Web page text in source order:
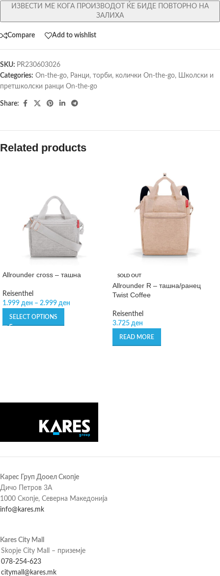
ИЗВЕСТИ МЕ КОГА ПРОИЗВОДОТ ЌЕ БИДЕ ПОВТОРНО НА
ЗАЛИХА
Compare Add to wishlist
SKU: PR230603026
Categories: On-the-go, Ранци, торби, колички On-the-go, Школски и
претшколски ранци On-the-go
Share:
Related products
Allrounder cross – ташна
Reisenthel
1.999 ден – 2.999 ден
SELECT OPTIONS
SOLD OUT
Allrounder R – ташна/ранец
Twist Coffee
Reisenthel
3.725 ден
READ MORE
Карес Груп Дооел Скопје
Дичо Петров 3А
1000 Скопје, Северна Македонија
info@kares.mk
Kares City Mall
Skopje City Mall – приземје
078-254-623
citymall@kares.mk